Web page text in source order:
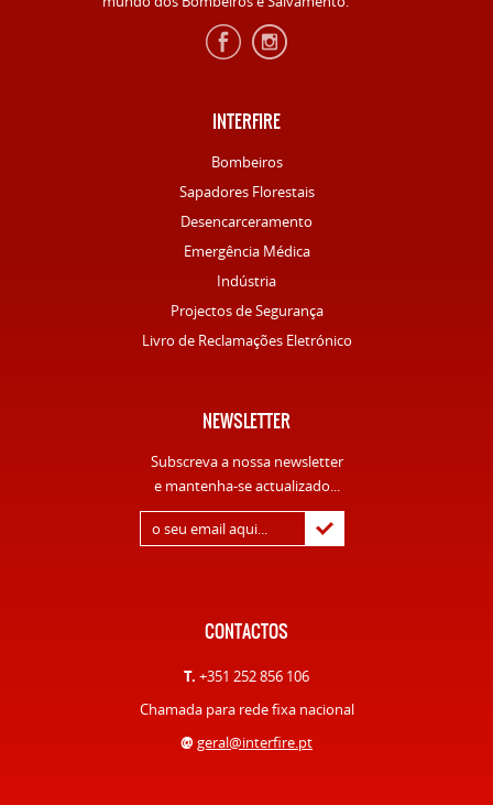
INTERFIRE
Bombeiros
Sapadores Florestais
Desencarceramento
Emergência Médica
Indústria
Projectos de Segurança
Livro de Reclamações Eletrónico
NEWSLETTER
Subscreva a nossa newsletter
e mantenha-se actualizado...
CONTACTOS
T. +351 252 856 106
Chamada para rede fixa nacional
@ geral@interfire.pt